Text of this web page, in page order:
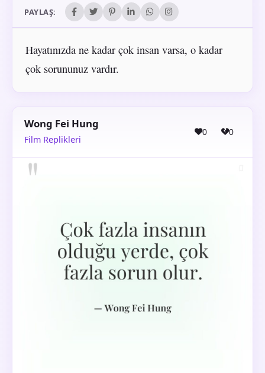
PAYLAŞ:
Hayatınızda ne kadar çok insan varsa, o kadar
çok sorununuz vardır.
Wong Fei Hung
Film Replikleri
0 0